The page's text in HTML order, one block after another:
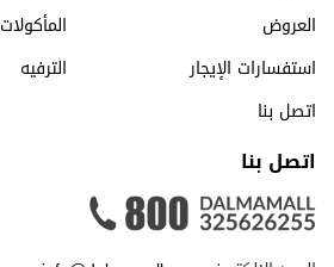
العروض
المأكولات
استفسارات الإيجار
الترفيه
اتصل بنا
اتصل بنا